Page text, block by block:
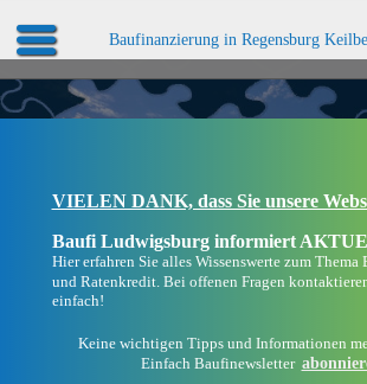
Baufinanzierung in Regensburg
VIELEN DANK, dass Sie unsere
Baufi Ludwigsburg informiert
Hier erfahren Sie alles Wissenswerte zum
und Ratenkredit. Bei offenen Fragen
einfach!
Keine wichtigen Tipps und Informationen
Einfach Baufinewsletter